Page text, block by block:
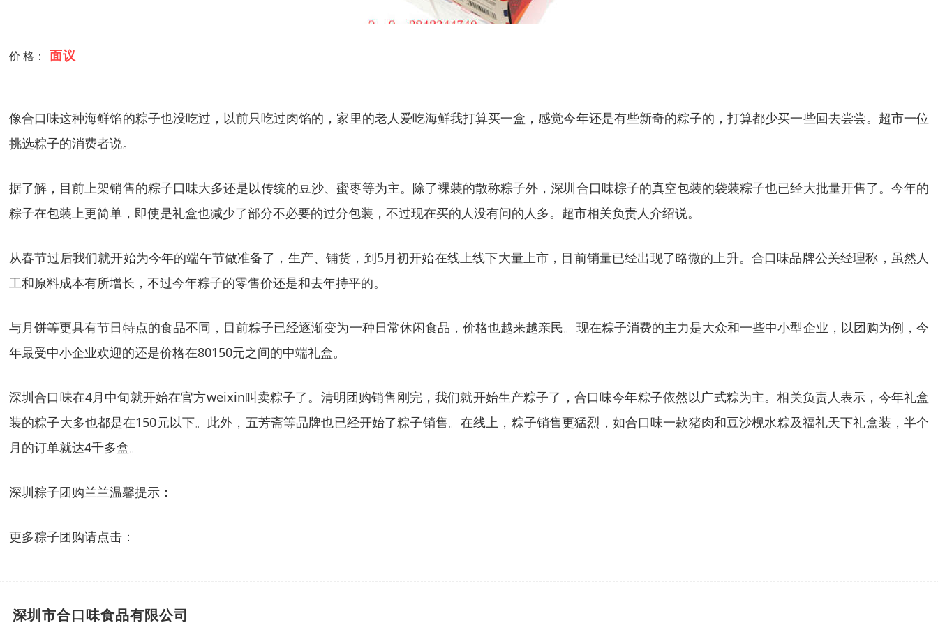
价 格： 面议
像合口味这种海鲜馅的粽子也没吃过，以前只吃过肉馅的，家里的老人爱吃海鲜我打算买一盒，感觉今年还是有些新奇的粽子的，打算都少买一些回去尝尝。超市一位
挑选粽子的消费者说。
据了解，目前上架销售的粽子口味大多还是以传统的豆沙、蜜枣等为主。除了裸装的散称粽子外，深圳合口味棕子的真空包装的袋装粽子也已经大批量开售了。今年的
粽子在包装上更简单，即使是礼盒也减少了部分不必要的过分包装，不过现在买的人没有问的人多。 超市相关负责人介绍说。
从春节过后我们就开始为今年的端午节做准备了，生产、铺货，到5月初开始在线上线下大量上市，目前销量已经出现了略微的上升。 合口味品牌公关经理称，虽然人
工和原料成本有所增长，不过今年粽子的零售价还是和去年持平的。
与月饼等更具有节日特点的食品不同，目前粽子已经逐渐变为一种日常休闲食品 ，价格也越来越亲民。现在粽子消费的主力是大众和一些中小型企业，以团购为例，今
年最受中小企业欢迎的还是价格在80150元之间的中端礼盒。
深圳合口味在4月中旬就开始在官方weixin叫卖粽子了。清明团购销售刚完，我们就开始生产粽子了， 合口味今年粽子依然以广式粽为主。相关负责人表示，今年礼盒
装的粽子大多也都是在150元以下。此外， 五芳斋等品牌也已经开始了粽子销售。在线上，粽子销售更猛烈，如合口味一款猪肉和豆沙枧水粽及福礼天下礼盒装，半个
月的订单就达4千多盒。
深圳粽子团购兰兰温馨提示：
更多粽子团购请点击：
深圳市合口味食品有限公司